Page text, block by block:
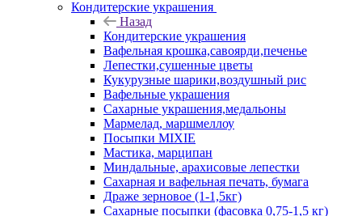
Кондитерские украшения
Назад
Кондитерские украшения
Вафельная крошка,савоярди,печенье
Лепестки,сушенные цветы
Кукурузные шарики,воздушный рис
Вафельные украшения
Сахарные украшения,медальоны
Мармелад, маршмеллоу
Посыпки MIXIE
Мастика, марципан
Миндальные, арахисовые лепестки
Сахарная и вафельная печать, бумага
Драже зерновое (1-1,5кг)
Сахарные посыпки (фасовка 0,75-1,5 кг)